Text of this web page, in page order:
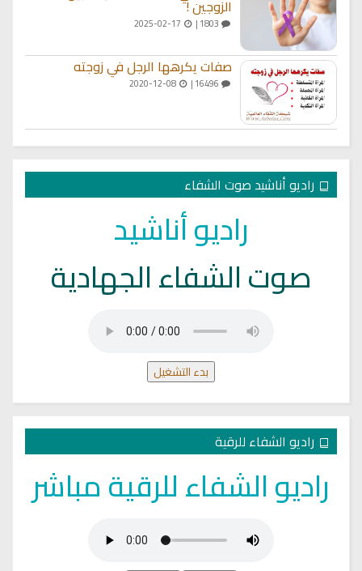
الزوجين !
صفات يكرهها الرجل في زوجته
2020-12-08
راديو أناشيد صوت الشفاء
راديو أناشيد
صوت الشفاء الجهادية
بدء التشغيل
راديو الشفاء للرقية
راديو الشفاء للرقية مباشر